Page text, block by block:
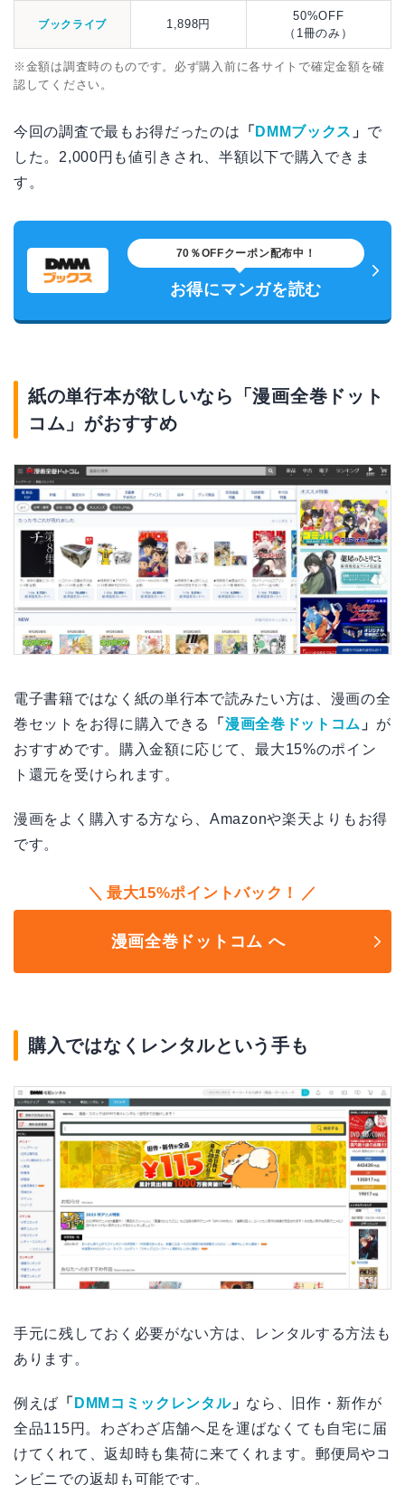
ブックライブ 1,898円
50%OFF
（1冊のみ）
※金額は調査時のものです。必ず購入前に各サイトで確定金額を確
認してください。
今回の調査で最もお得だったのは 「 DMMブックス 」 で
した。2,000円も値引きされ、半額以下で購入できま
す。
70％OFFクーポン配布中！
お得にマンガを読む
紙の単行本が欲しいなら「漫画全巻ドット
コム」がおすすめ
電子書籍ではなく紙の単行本で読みたい方は、漫画の全
巻セットをお得に購入できる
「 漫画全巻ドットコム 」 が
おすすめです。購入金額に応じて、最大15%のポイン
ト還元を受けられます。
漫画をよく購入する方なら、Amazonや楽天よりもお得
です。
最大15%ポイントバック！
漫画全巻ドットコム へ
購入ではなくレンタルという手も
手元に残しておく必要がない方は、レンタルする方法も
あります。
例えば 「 DMMコミックレンタル」 なら、旧作・新作が
全品115円。わざわざ店舗へ足を運ばなくても自宅に届
けてくれて、返却時も集荷に来てくれます。郵便局やコ
ンビニでの返却も可能です。